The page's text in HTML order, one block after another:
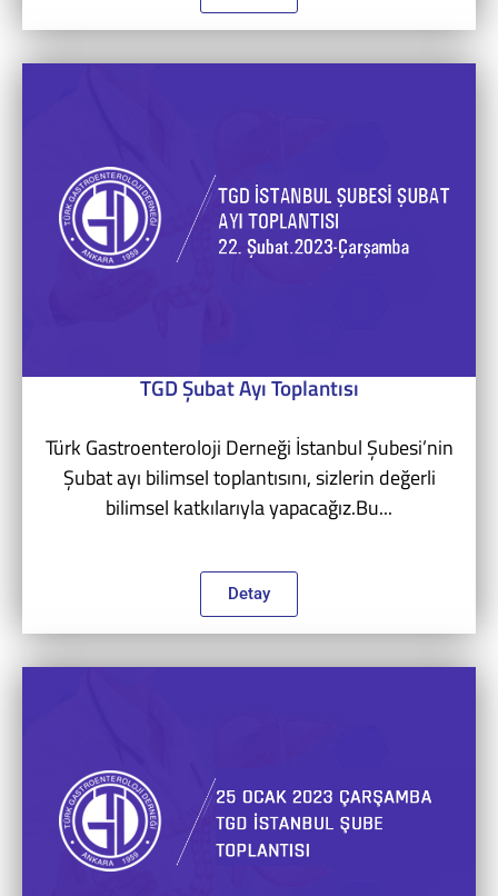
TGD Şubat Ayı Toplantısı
Türk Gastroenteroloji Derneği İstanbul Şubesi’nin
Şubat ayı bilimsel toplantısını, sizlerin değerli
bilimsel katkılarıyla yapacağız.Bu...
Detay